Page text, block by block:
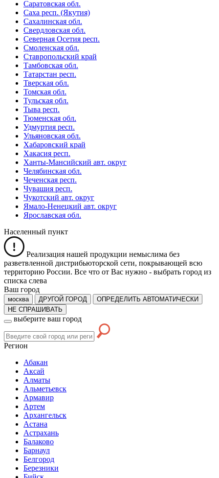
Саратовская обл.
Саха респ. (Якутия)
Сахалинская обл.
Свердловская обл.
Северная Осетия респ.
Смоленская обл.
Ставропольский край
Тамбовская обл.
Татарстан респ.
Тверская обл.
Томская обл.
Тульская обл.
Тыва респ.
Тюменская обл.
Удмуртия респ.
Ульяновская обл.
Хабаровский край
Хакасия респ.
Ханты-Мансийский авт. округ
Челябинская обл.
Чеченская респ.
Чувашия респ.
Чукотский авт. округ
Ямало-Ненецкий авт. округ
Ярославская обл.
Населенный пункт
Реализация нашей продукции немыслима без
разветвленной дистрибьюторской сети, покрывающей всю
территорию России. Все что от Вас нужно - выбрать город из
списка слева
Ваш город
москва ДРУГОЙ ГОРОД
ОПРЕДЕЛИТЬ АВТОМАТИЧЕСКИ
НЕ СПРАШИВАТЬ
выберите ваш город
Регион
Абакан
Аксай
Алматы
Альметьевск
Армавир
Артем
Архангельск
Астана
Астрахань
Балаково
Барнаул
Белгород
Березники